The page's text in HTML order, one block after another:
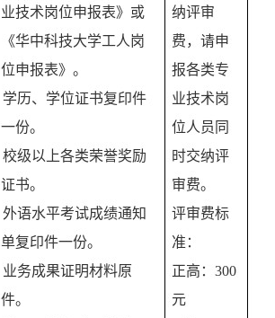
业技术岗位申报表》或
《华中科技大学工人岗
位申报表》。
学历、学位证书复印件
一份。
校级以上各类荣誉奖励
证书。
外语水平考试成绩通知
单复印件一份。
业务成果证明材料原
件。
纳评审
费，请申
报各类专
业技术岗
位人员同
时交纳评
审费。
评审费标
准：
正高：300
元